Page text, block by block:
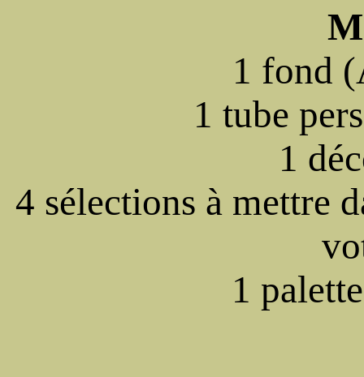
1 fond
1 tube
1
4 sélections à mettre
1